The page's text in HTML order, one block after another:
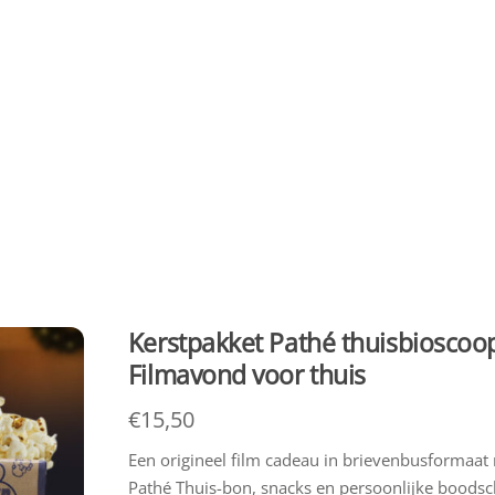
Kerstpakket Pathé
Filmavond voor thuis
€15,50
Een origineel film cadeau in brievenbusformaat
Pathé Thuis-bon, snacks en persoonlijke